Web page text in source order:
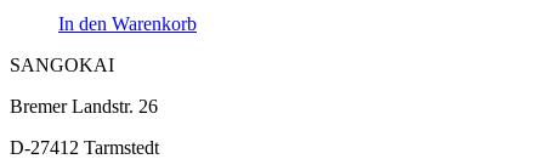
In den Warenkorb
SANGOKAI
Bremer Landstr. 26
D-27412 Tarmstedt